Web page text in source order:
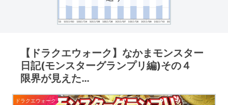
【ドラクエウォーク】なかまモンスター
日記(モンスターグランプリ編)その４
限界が見えた…
ドラクエウォーク